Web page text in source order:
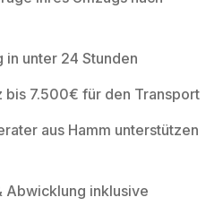
unter 24 Stunden
bis 7.500€ für den Transport
aus Hamm unterstützen
Abwicklung inklusive